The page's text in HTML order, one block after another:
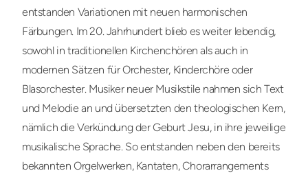
entstanden Variationen mit neuen harmonischen
Färbungen. Im 20. Jahrhundert blieb es weiter lebendig,
sowohl in traditionellen Kirchenchören als auch in
modernen Sätzen für Orchester, Kinderchöre oder
Blasorchester. Musiker neuer Musikstile nahmen sich Text
und Melodie an und übersetzten den theologischen Kern,
nämlich die Verkündung der Geburt Jesu, in ihre jeweilige
musikalische Sprache. So entstanden neben den bereits
bekannten Orgelwerken, Kantaten, Chorarrangements